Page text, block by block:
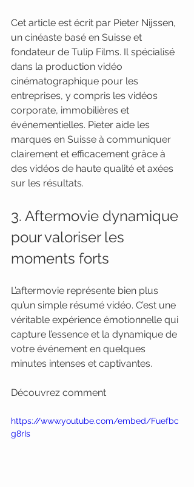
Cet article est écrit par Pieter Nijssen,
un cinéaste basé en Suisse et
fondateur de Tulip Films. Il spécialisé
dans la production vidéo
cinématographique pour les
entreprises, y compris les vidéos
corporate, immobilières et
événementielles. Pieter aide les
marques en Suisse à communiquer
clairement et efficacement grâce à
des vidéos de haute qualité et axées
sur les résultats.
3. Aftermovie dynamique
pour valoriser les
moments forts
L’aftermovie représente bien plus
qu’un simple résumé vidéo. C’est une
véritable expérience émotionnelle qui
capture l’essence et la dynamique de
votre événement en quelques
minutes intenses et captivantes.
Découvrez comment
https://www.youtube.com/embed/Fuefbc
g8rIs